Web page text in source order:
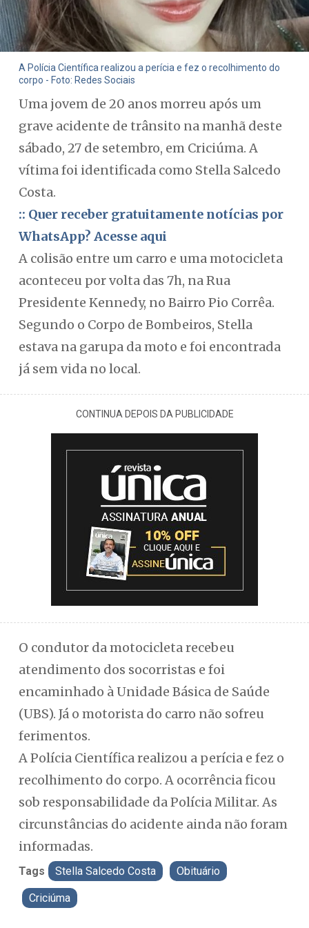
A Polícia Científica realizou a perícia e fez o recolhimento do
corpo - Foto: Redes Sociais
Uma jovem de 20 anos morreu após um
grave acidente de trânsito na manhã deste
sábado, 27 de setembro, em Criciúma. A
vítima foi identificada como Stella Salcedo
Costa.
:: Quer receber gratuitamente notícias por
WhatsApp? Acesse aqui
A colisão entre um carro e uma motocicleta
aconteceu por volta das 7h, na Rua
Presidente Kennedy, no Bairro Pio Corrêa.
Segundo o Corpo de Bombeiros, Stella
estava na garupa da moto e foi encontrada
já sem vida no local.
CONTINUA DEPOIS DA PUBLICIDADE
O condutor da motocicleta recebeu
atendimento dos socorristas e foi
encaminhado à Unidade Básica de Saúde
(UBS). Já o motorista do carro não sofreu
ferimentos.
A Polícia Científica realizou a perícia e fez o
recolhimento do corpo. A ocorrência ficou
sob responsabilidade da Polícia Militar. As
circunstâncias do acidente ainda não foram
informadas.
Tags Stella Salcedo Costa Obituário
Criciúma